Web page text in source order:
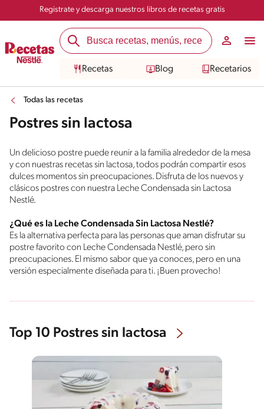
Registrate y descarga nuestros libros de recetas gratis
Recetas Blog Recetarios
Todas las recetas
Postres sin lactosa
Un delicioso postre puede reunir a la familia alrededor de la mesa
y con nuestras recetas sin lactosa, todos podrán compartir esos
dulces momentos sin preocupaciones. Disfruta de los nuevos y
clásicos postres con nuestra Leche Condensada sin Lactosa
Nestlé.
¿Qué es la Leche Condensada Sin Lactosa Nestlé?
Es la alternativa perfecta para las personas que aman disfrutar su
postre favorito con Leche Condensada Nestlé, pero sin
preocupaciones. El mismo sabor que ya conoces, pero en una
versión especialmente diseñada para ti. ¡Buen provecho!
Top 10 Postres sin lactosa